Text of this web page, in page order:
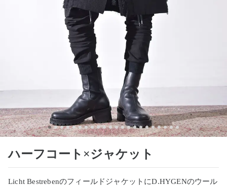
ハーフコート×ジャケット
Licht BestrebenのフィールドジャケットにD.HYGENのウール